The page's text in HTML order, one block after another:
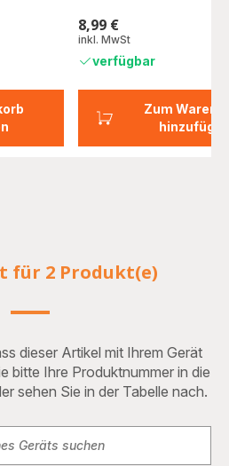
Zum
Preis
8,99 €
inkl. MwSt
verfügbar
für 2 Produkt(e)
dieser Artikel mit Ihrem Gerät
bitte Ihre Produktnummer in die
sehen Sie in der Tabelle nach.